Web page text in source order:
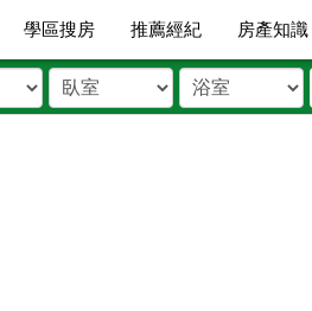
學區搜房 推薦經紀 房產知識